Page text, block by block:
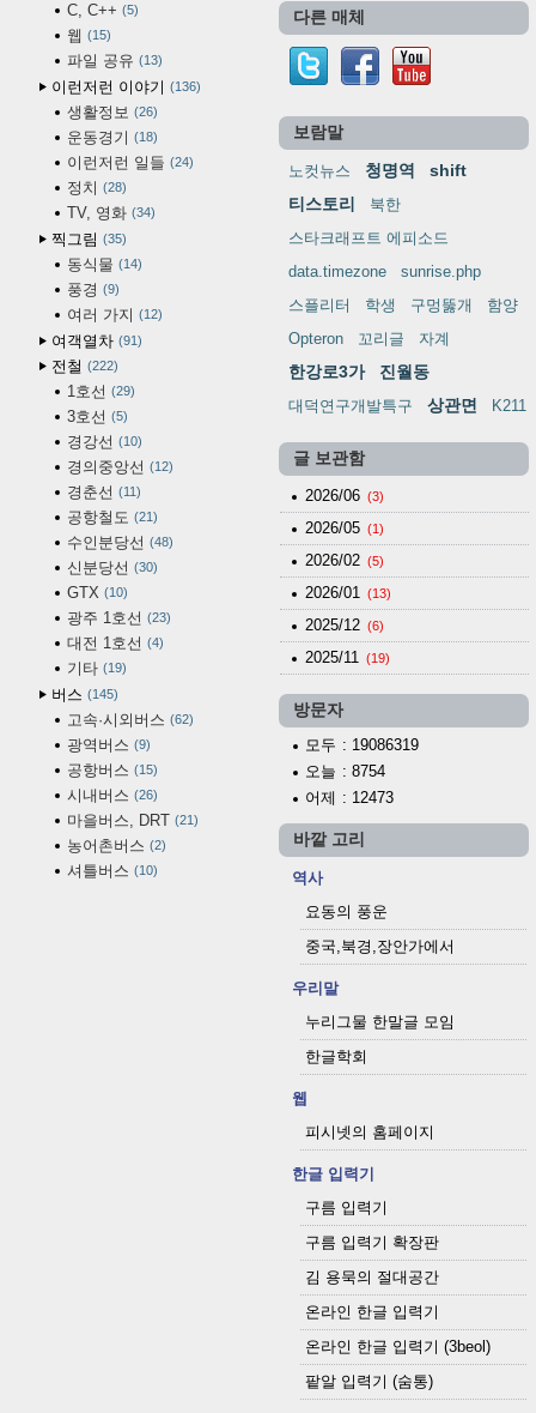
C, C++ 5
웹 15
파일 공유 13
이런저런 이야기 136
생활정보 26
운동경기 18
이런저런 일들 24
정치 28
TV, 영화 34
찍그림 35
동식물 14
풍경 9
여러 가지 12
여객열차 91
전철 222
1호선 29
3호선 5
경강선 10
경의중앙선 12
경춘선 11
공항철도 21
수인분당선 48
신분당선 30
GTX 10
광주 1호선 23
대전 1호선 4
기타 19
버스 145
고속·시외버스 62
광역버스 9
공항버스 15
시내버스 26
마을버스, DRT 21
농어촌버스 2
셔틀버스 10
다른 매체
보람말
노컷뉴스 청명역
shift
티스토리
북한
스타크래프트 에피소드
data.timezone
sunrise.php
스플리터
학생 구멍뚫개
함양
Opteron
꼬리글 자계
한강로3가 진월동
대덕연구개발특구 상관면 K211
글 보관함
2026/06 (3)
2026/05 (1)
2026/02 (5)
2026/01 (13)
2025/12 (6)
2025/11 (19)
방문자
모두 : 19086319
오늘 : 8754
어제 : 12473
바깥 고리
역사
요동의 풍운
중국,북경,장안가에서
우리말
누리그물 한말글 모임
한글학회
웹
피시넷의 홈페이지
한글 입력기
구름 입력기
구름 입력기 확장판
김 용묵의 절대공간
온라인 한글 입력기
온라인 한글 입력기 (3beol)
팥알 입력기 (숨통)